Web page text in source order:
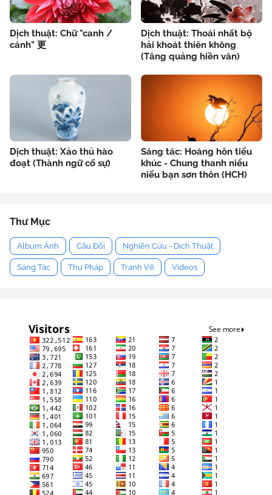
Dịch thuật: Chữ "canh /
cánh" 更
Dịch thuật: Thoái nhất bộ
hải khoát thiên không
(Tăng quảng hiền văn)
Dịch thuật: Xảo thủ hào
đoạt (Thành ngữ cố sự)
Sáng tác: Hoàng hôn tiểu
khúc - Chung thanh niểu
niểu bạn sơn thôn (HCH)
Thư Mục
Album Ảnh Câu Đối Nghiên Cứu - Dịch Thuật
Sáng Tác Thư Pháp Tranh Vẽ Videos